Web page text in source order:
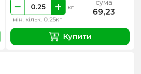
мін. кільк. 0.25кг
кг сума
69,23
Купити